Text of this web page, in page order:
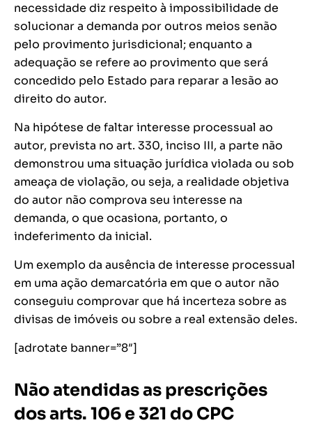
necessidade diz respeito à impossibilidade de
solucionar a demanda por outros meios senão
pelo provimento jurisdicional; enquanto a
adequação se refere ao provimento que será
concedido pelo Estado para reparar a lesão ao
direito do autor.
Na hipótese de faltar interesse processual ao
autor, prevista no art. 330, inciso III, a parte não
demonstrou uma situação jurídica violada ou sob
ameaça de violação, ou seja, a realidade objetiva
do autor não comprova seu interesse na
demanda, o que ocasiona, portanto, o
indeferimento da inicial.
Um exemplo da ausência de interesse processual
em uma ação demarcatória em que o autor não
conseguiu comprovar que há incerteza sobre as
divisas de imóveis ou sobre a real extensão deles.
[adrotate banner=”8″]
Não atendidas as prescrições
dos arts. 106 e 321 do CPC